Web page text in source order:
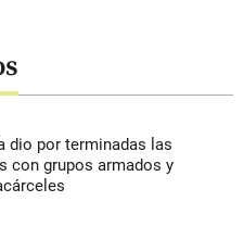
dio por terminadas las
con grupos armados y